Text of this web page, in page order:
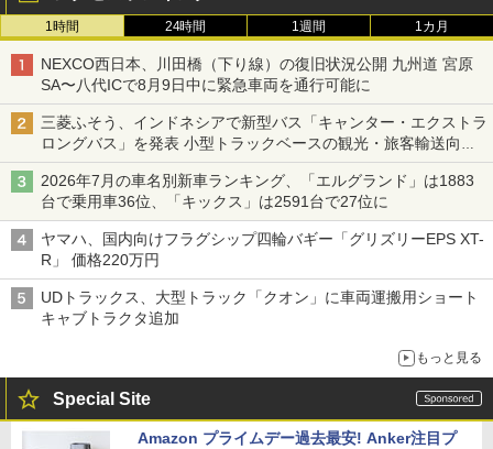
1時間 24時間 1週間 1カ月
NEXCO西日本、川田橋（下り線）の復旧状況公開 九州道 宮原
SA〜八代ICで8月9日中に緊急車両を通行可能に
三菱ふそう、インドネシアで新型バス「キャンター・エクストラ
ロングバス」を発表 小型トラックベースの観光・旅客輸送向け
バス
2026年7月の車名別新車ランキング、「エルグランド」は1883
台で乗用車36位、「キックス」は2591台で27位に
ヤマハ、国内向けフラグシップ四輪バギー「グリズリーEPS XT-
R」 価格220万円
UDトラックス、大型トラック「クオン」に車両運搬用ショート
キャブトラクタ追加
もっと見る
Special Site
Amazon プライムデー過去最安! Anker注目プ